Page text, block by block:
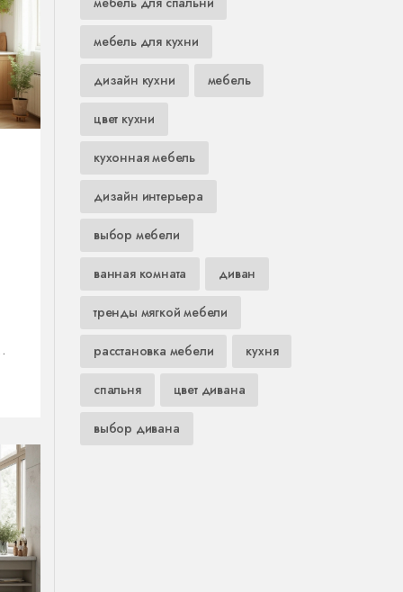
мебель для кухни
дизайн кухни мебель
цвет кухни
кухонная мебель
дизайн интерьера
выбор мебели
ванная комната диван
тренды мягкой мебели
расстановка мебели кухня
спальня цвет дивана
выбор дивана